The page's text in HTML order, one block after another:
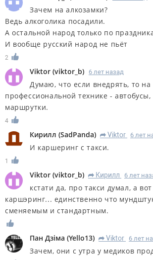
Зачем на алкозамки?
Ведь алкоголика посадили.
А остальной народ только по
И вообще русский народ не пьёт
2
Viktor (viktor_b) 6 лет назад
Думаю, что если внедрять, то на
профессиональной технике - автобусы,
маршрутки.
4
Кирилл (SadPanda) R Viktor 6 лет
И каршеринг с такси.
1
Viktor (viktor_b) R Кирилл 6 лет
кстати да, про такси думал, а
каршэринг... единственно что
сменяемым и стандартным.
Пан Дзiма (Yello13) R Viktor 6 лет
Зачем, они с утра у медиков